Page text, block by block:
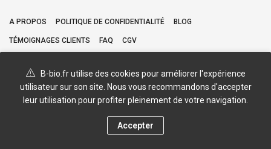
A PROPOS POLITIQUE DE CONFIDENTIALITÉ BLOG
TÉMOIGNAGES CLIENTS FAQ CGV
B-bio.fr utilise des cookies pour améliorer l'expérience
utilisateur sur son site. Nous vous recommandons d'accepter
leur utilisation pour profiter pleinement de votre navigation.
Accepter